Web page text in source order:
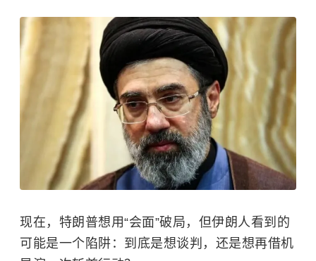
现在，特朗普想用“会面”破局，但伊朗人看到的
可能是一个陷阱：到底是想谈判，还是想再借机